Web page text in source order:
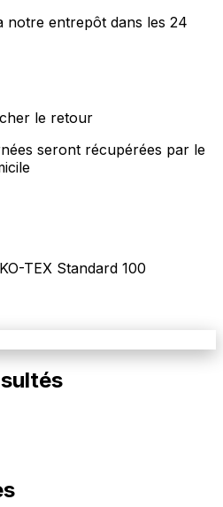
notre entrepôt dans les 24
le retour
seront récupérées par le
TEX Standard 100